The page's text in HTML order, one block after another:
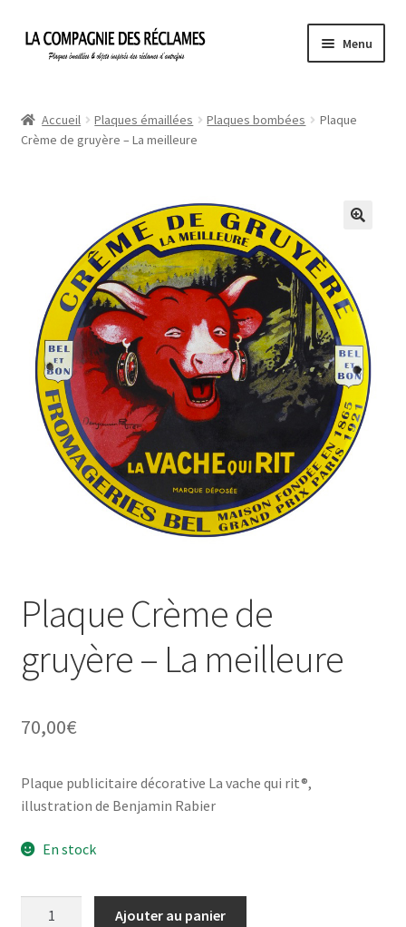
Aller
Aller
Menu
À propos de La Compagnie des Réclames
Ma Commande
Mon compte
Mon Panier
Politique de confidentialité
Une histoire de plaques émaillées
Accueil Plaques émaillées Plaques bombées
Plaque
Crème de gruyère – La meilleure
Plaque Crème de
gruyère – La meilleure
70,00€
Plaque publicitaire décorative La vache qui rit®,
illustration de Benjamin Rabier
En stock
Ajouter au panier